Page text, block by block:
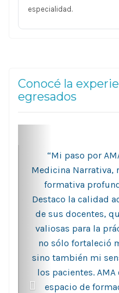
especialidad.
Conocé la
egresados
“Mi paso por
Medicina Narrativa,
formativa
Destaco la calidad
de sus docentes,
valiosas para la
no sólo fortaleció
sino también mi
los pacientes.
espacio de